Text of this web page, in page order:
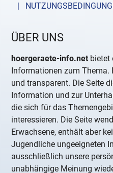
|
ÜBER UNS
hoergeraete-info.net bietet
Informationen zum
und transparent. Die Seite
Information und zur
die sich für das
interessieren. Die Seite
Erwachsene, enthält aber
Jugendliche ungeeigneten
ausschließlich unsere
unabhängige Meinung